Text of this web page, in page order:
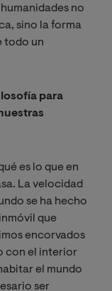
no
sino la forma
todo un
para
es lo que en
La velocidad
se ha hecho
que
encorvados
con el interior
el mundo
ser